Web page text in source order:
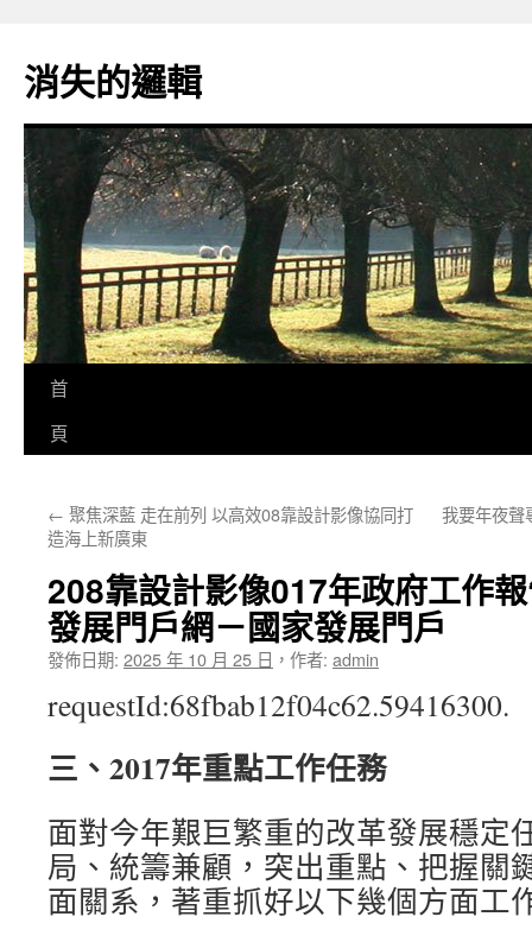
主
要
消失的邏輯
首
頁
← 聚焦深藍 走在前列 以高效08靠設計影像協同打
造海上新廣東
我要年夜聲
208靠設計影像017年政府工作
發展門戶網－國家發展門戶
發佈日期: 2025 年 10 月 25 日 ， 作者: admin
requestId:68fbab12f04c62.59416300.
三、2017年重點工作任務
面對今年艱巨繁重的改革發展穩定
局、統籌兼顧，突出重點、把握關
面關系，著重抓好以下幾個方面工